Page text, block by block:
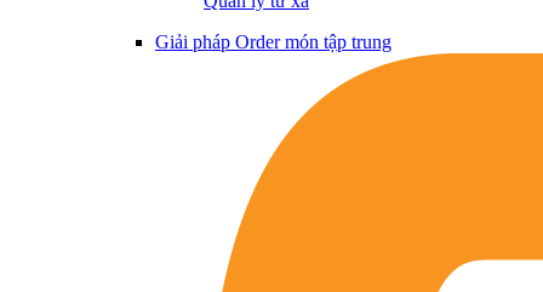
Giải pháp Order món tập trung